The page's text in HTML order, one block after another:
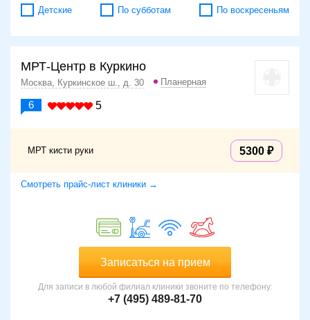
Детские По субботам По воскресеньям
МРТ-Центр в Куркино
Москва, Куркинское ш., д. 30 Планерная
6 5
МРТ кисти руки 5300
Смотреть прайс-лист клиники →
Записаться на прием
Для записи в любой филиал клиники звоните по телефону:
+7 (495) 489-81-70